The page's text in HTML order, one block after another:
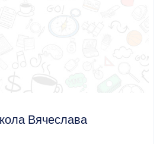
Вячеслава